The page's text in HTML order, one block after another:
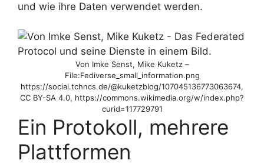
und wie ihre Daten verwendet werden.
Von Imke Senst, Mike Kuketz –
File:Fediverse_small_information.png
https://social.tchncs.de/@kuketzblog/107045136773063674,
CC BY-SA 4.0, https://commons.wikimedia.org/w/index.php?
curid=117729791
Ein Protokoll, mehrere
Plattformen